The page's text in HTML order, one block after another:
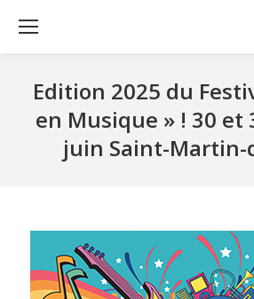
Edition 2025 du
en Musique » ! 30 et
juin Saint-Martin-